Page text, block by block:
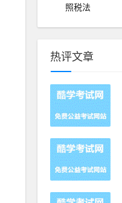
照税法
热评文章